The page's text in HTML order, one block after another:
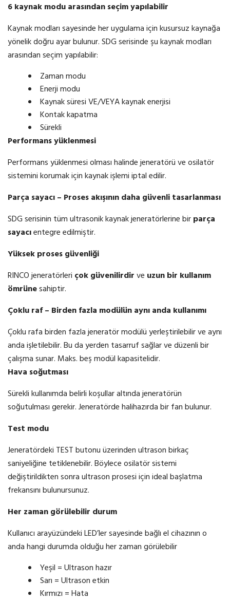
6 kaynakmoduarasından seçim yapılabilir
Kaynak modları sayesinde her uygulama için kusursuz kaynağa
yönelik doğru ayar bulunur. SDG serisinde şu kaynak modları
arasından seçim yapılabilir:
Zaman modu
Enerji modu
Kaynak süresi VE/VEYA kaynak enerjisi
Kontak kapatma
Sürekli
Performans yüklenmesi
Performans yüklenmesi olması halinde jeneratörü ve osilatör
sistemini korumak için kaynak işlemi iptal edilir.
Parça sayacı – Proses akışının daha güvenli tasarlanması
SDG serisinin tüm ultrasonik kaynak jeneratörlerine birparça
sayacıentegre edilmiştir.
Yüksek proses güvenliği
RINCO jeneratörleri çok güvenilirdirve uzun bir kullanım
ömrünesahiptir.
Çoklu raf – Birden fazla modülün aynı anda kullanımı
Çoklu rafa birden fazla jeneratör modülü yerleştirilebilir ve aynı
anda işletilebilir. Bu da yerden tasarruf sağlar ve düzenli bir
çalışma sunar. Maks. beş modül kapasitelidir.
Hava soğutması
Sürekli kullanımda belirli koşullar altında jeneratörün
soğutulması gerekir. Jeneratörde halihazırda bir fan bulunur.
Test modu
Jeneratördeki TEST butonu üzerinden ultrason birkaç
saniyeliğine tetiklenebilir. Böylece osilatör sistemi
değiştirildikten sonra ultrason prosesi için ideal başlatma
frekansını bulunursunuz.
Her zaman görülebilir durum
Kullanıcı arayüzündeki LED’ler sayesinde bağlı el cihazının o
anda hangi durumda olduğu her zaman görülebilir
Yeşil = Ultrason hazır
Sarı = Ultrason etkin
Kırmızı = Hata